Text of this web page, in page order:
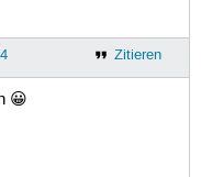
Zitieren
😀